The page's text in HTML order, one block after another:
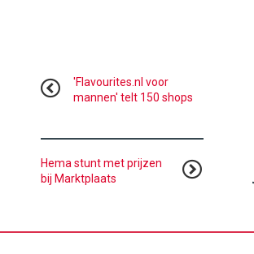
'Flavourites.nl voor
mannen' telt 150 shops
Hema stunt met prijzen
bij Marktplaats